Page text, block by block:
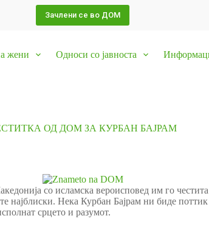
Зачлени се во ДОМ
жени Односи со јавноста
ОД ДОМ ЗА КУРБАН БАЈРАМ
со исламска вероисповед им го
најблиски. Нека Курбан Бајрам ни биде
срцето и разумот.